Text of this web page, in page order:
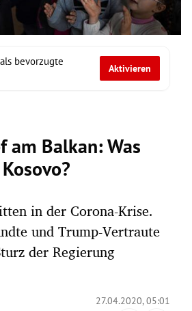
bevorzugte
Aktivieren
am Balkan: Was
in der Corona-Krise.
und Trump-Vertraute
der Regierung
27.04.2020, 05:01